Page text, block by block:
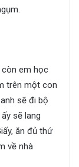
còn em học
trên một con
sẽ đi bộ
sẽ lang
ăn đủ thứ
về nhà